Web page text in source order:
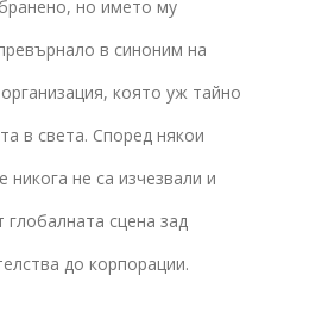
но името му
в синоним на
която уж тайно
в света. Според някои
не са изчезвали и
сцена зад
до корпорации.